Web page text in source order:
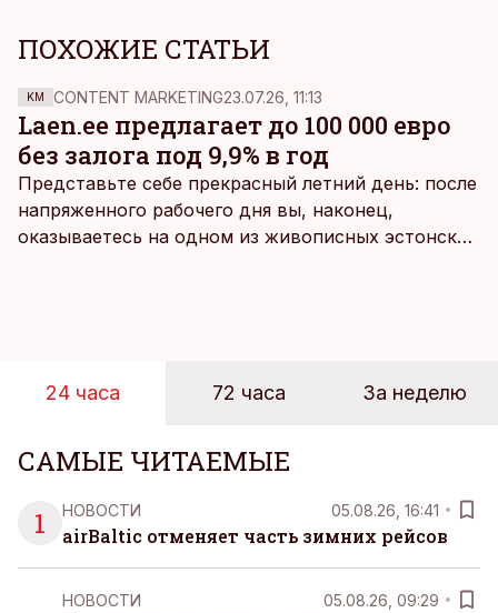
ПОХОЖИЕ СТАТЬИ
KM CONTENT MARKETING23.07.26, 11:13
Laen.ee предлагает до 100 000 евро
без залога под 9,9% в год
Представьте себе прекрасный летний день: после
напряженного рабочего дня вы, наконец,
оказываетесь на одном из живописных эстонских
24 часа 72 часа За неделю
САМЫЕ ЧИТАЕМЫЕ
1
НОВОСТИ 05.08.26, 16:41
airBaltic отменяет часть зимних рейсов
НОВОСТИ 05.08.26, 09:29